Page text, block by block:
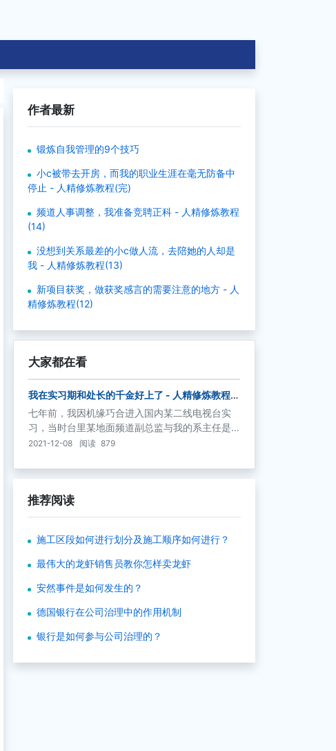
作者最新
锻炼自我管理的9个技巧
小c被带去开房，而我的职业生涯在毫无防备中
停止 - 人精修炼教程(完)
频道人事调整，我准备竞聘正科 - 人精修炼教程
(14)
没想到关系最差的小c做人流，去陪她的人却是
我 - 人精修炼教程(13)
新项目获奖，做获奖感言的需要注意的地方 - 人
精修炼教程(12)
大家都在看
我在实习期和处长的千金好上了 - 人精修炼教程
(1)
七年前，我因机缘巧合进入国内某二线电视台实
习，当时台里某地面频道副总监与我的系主任是
同班同学。拜系主任老杨举荐，我有幸踏进这个
白。虽然他是副的，但称呼上仍是段总。这是惯
2021-12-08 阅读 879
推荐阅读
施工区段如何进行划分及施工顺序如何进行？
最伟大的龙虾销售员教你怎样卖龙虾
安然事件是如何发生的？
德国银行在公司治理中的作用机制
银行是如何参与公司治理的？